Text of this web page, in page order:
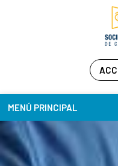
MENÚ PRINCIPAL